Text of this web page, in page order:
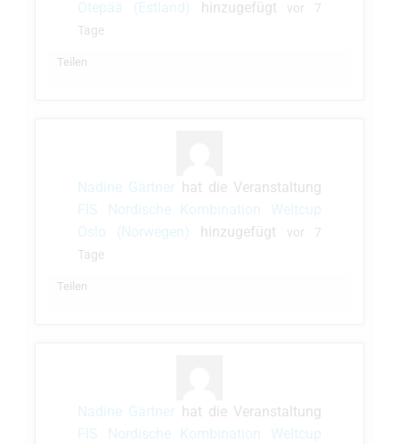
Otepää (Estland) hinzugefügt
vor 7
Tage
Teilen
Nadine Gärtner hat die Veranstaltung
FIS Nordische Kombination Weltcup
Oslo (Norwegen)
hinzugefügt
vor 7
Tage
Teilen
Nadine Gärtner hat die Veranstaltung
FIS Nordische Kombination Weltcup